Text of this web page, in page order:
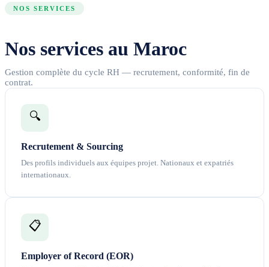
NOS SERVICES
Nos services au Maroc
Gestion complète du cycle RH — recrutement, conformité, fin de
contrat.
🔍
Recrutement & Sourcing
Des profils individuels aux équipes projet. Nationaux et expatriés
internationaux.
📋
Employer of Record (EOR)